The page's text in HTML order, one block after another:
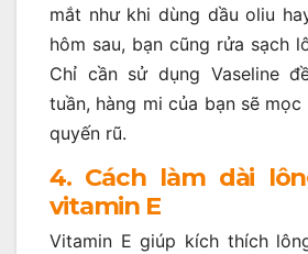
mắt như khi dùng dầu oliu
hôm sau, bạn cũng rửa sạch
Chỉ cần sử dụng Vaseline
tuần, hàng mi của bạn sẽ
quyến rũ.
4. Cách làm dài
vitamin E
Vitamin E giúp kích thích